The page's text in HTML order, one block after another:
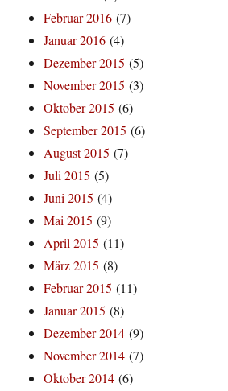
Februar 2016 (7)
Januar 2016 (4)
Dezember 2015 (5)
November 2015 (3)
Oktober 2015 (6)
September 2015 (6)
August 2015 (7)
Juli 2015 (5)
Juni 2015 (4)
Mai 2015 (9)
April 2015 (11)
März 2015 (8)
Februar 2015 (11)
Januar 2015 (8)
Dezember 2014 (9)
November 2014 (7)
Oktober 2014 (6)